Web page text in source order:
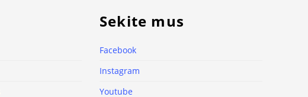
Sekite mus
Facebook
Instagram
Youtube